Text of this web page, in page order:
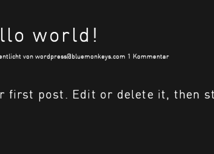
world!
von wordpress@bluemonkeys.com 1 Kommentar
first post. Edit or delete it, then